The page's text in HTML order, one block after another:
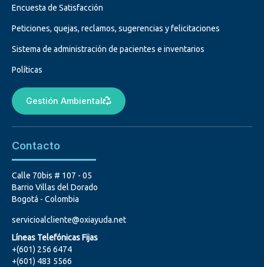
Encuesta de Satisfacción
Peticiones, quejas, reclamos, sugerencias y felicitaciones
Sistema de administración de pacientes e inventarios
Políticas
Gestión Ambiental
Contacto
Calle 70bis # 107 - 05
Barrio Villas del Dorado
Bogotá - Colombia
servicioalcliente@oxiayuda.net
Líneas Telefónicas Fijas
+(601) 256 6474
+(601) 483 5566